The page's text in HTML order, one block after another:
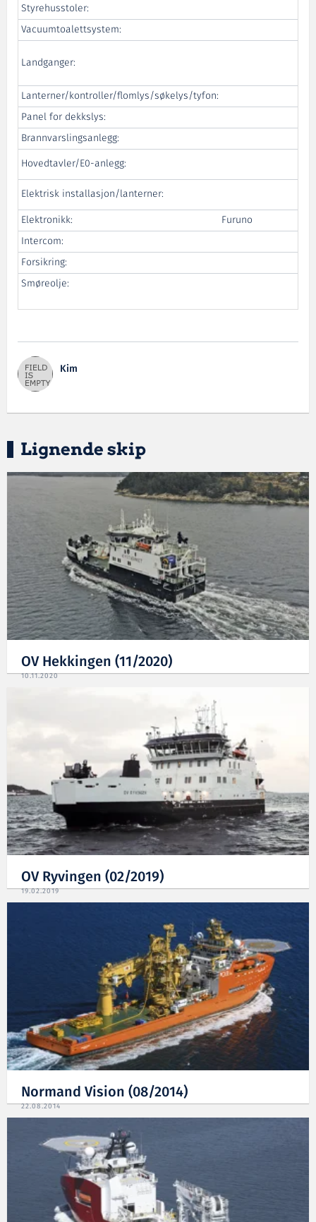
Styrehusstoler:
Vacuumtoalettsystem:
Landganger:
Lanterner/kontroller/flomlys/søkelys/tyfon:
Panel for dekkslys:
Brannvarslingsanlegg:
Hovedtavler/E0-anlegg:
Elektrisk installasjon/lanterner:
Elektronikk:
Furuno
Intercom:
Forsikring:
Smøreolje:
Kim
Lignende skip
OV Hekkingen (11/2020)
10.11.2020
OV Ryvingen (02/2019)
19.02.2019
Normand Vision (08/2014)
22.08.2014